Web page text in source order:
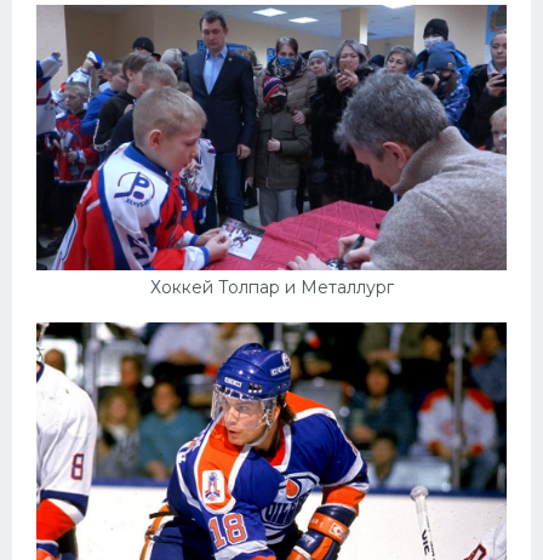
Хоккей Толпар и Металлург